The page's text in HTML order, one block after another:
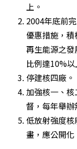
上。
2004年底前
優惠措施，
再生能源之
比例達10%
停建核四廠。
加強核一、
督，每年舉辦
低放射強度
畫，應公開化